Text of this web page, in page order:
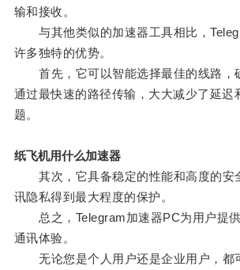
输和接收。
与其他类似的加速器工具相比，
许多独特的优势。
首先，它可以智能选择最佳的线路，
通过最快速的路径传输，大大减少了延迟
题。
纸飞机用什么加速器
其次，它具备稳定的性能和高度的安
讯隐私得到最大程度的保护。
总之，Telegram加速器PC为用户提供
通讯体验。
无论您是个人用户还是企业用户，都